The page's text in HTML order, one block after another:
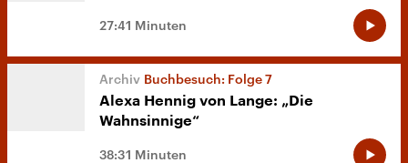
27:41 Minuten
Buchbesuch: Folge 7
Alexa Hennig von Lange: „Die
Wahnsinnige“
38:31 Minuten